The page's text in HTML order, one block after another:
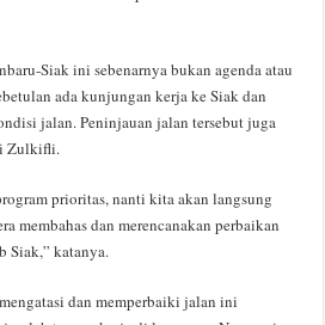
Siak ini sebenarnya bukan agenda atau
ada kunjungan kerja ke Siak dan
jalan. Peninjauan jalan tersebut juga
Zulkifli.
prioritas, nanti kita akan langsung
membahas dan merencanakan perbaikan
Siak,” katanya.
dan memperbaiki jalan ini